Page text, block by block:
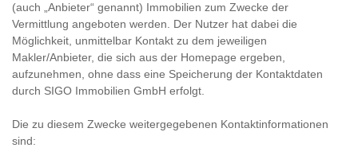
(auch „Anbieter“ genannt) Immobilien zum Zwecke der
Vermittlung angeboten werden. Der Nutzer hat dabei die
Möglichkeit, unmittelbar Kontakt zu dem jeweiligen
Makler/Anbieter, die sich aus der Homepage ergeben,
aufzunehmen, ohne dass eine Speicherung der Kontaktdaten
durch SIGO Immobilien GmbH erfolgt.
Die zu diesem Zwecke weitergegebenen Kontaktinformationen
sind: